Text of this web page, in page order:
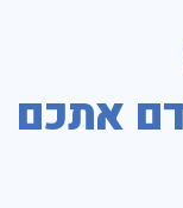
אתכם